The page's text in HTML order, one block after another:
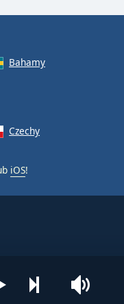
Bahamy
Czechy
iOS!